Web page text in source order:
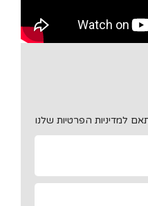
למדיניות הפרטיות שלנו